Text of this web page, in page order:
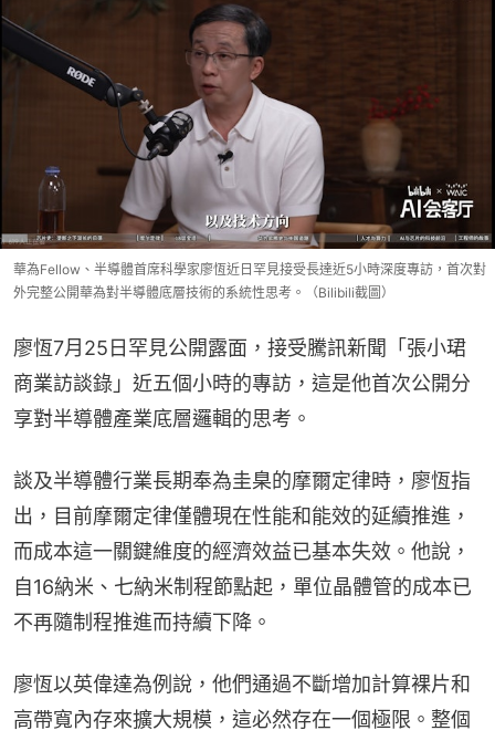
華為Fellow、半導體首席科學家廖恆近日罕見接受長達近5小時深度專訪，首次對
外完整公開華為對半導體底層技術的系統性思考。（Bilibili截圖）
廖恆7月25日罕見公開露面，接受騰訊新聞「張小珺
商業訪談錄」近五個小時的專訪，這是他首次公開分
享對半導體產業底層邏輯的思考。
談及半導體行業長期奉為圭臬的摩爾定律時，廖恆指
出，目前摩爾定律僅體現在性能和能效的延續推進，
而成本這一關鍵維度的經濟效益已基本失效。他說，
自16納米、七納米制程節點起，單位晶體管的成本已
不再隨制程推進而持續下降。
廖恆以英偉達為例說，他們通過不斷增加計算裸片和
高帶寬內存來擴大規模，這必然存在一個極限。整個